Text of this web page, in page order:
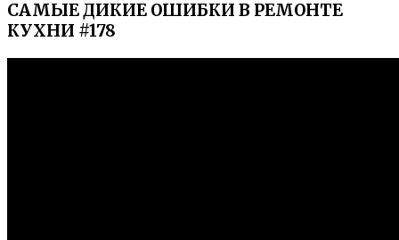
САМЫЕ ДИКИЕ ОШИБКИ В РЕМОНТЕ
КУХНИ #178